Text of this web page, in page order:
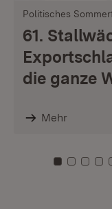
Politisches
61.
die ganze
Mehr
ZuZuZu